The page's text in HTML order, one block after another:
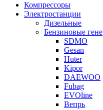
Компрессоры
Электростанции
Дизельные
Бензиновые
SDMO
Gesan
Huter
Kipor
DAEWOO
Fubag
EVOline
Вепрь